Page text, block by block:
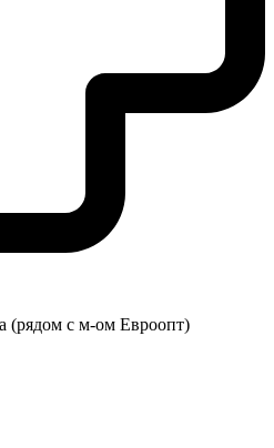
(рядом с м-ом Евроопт)